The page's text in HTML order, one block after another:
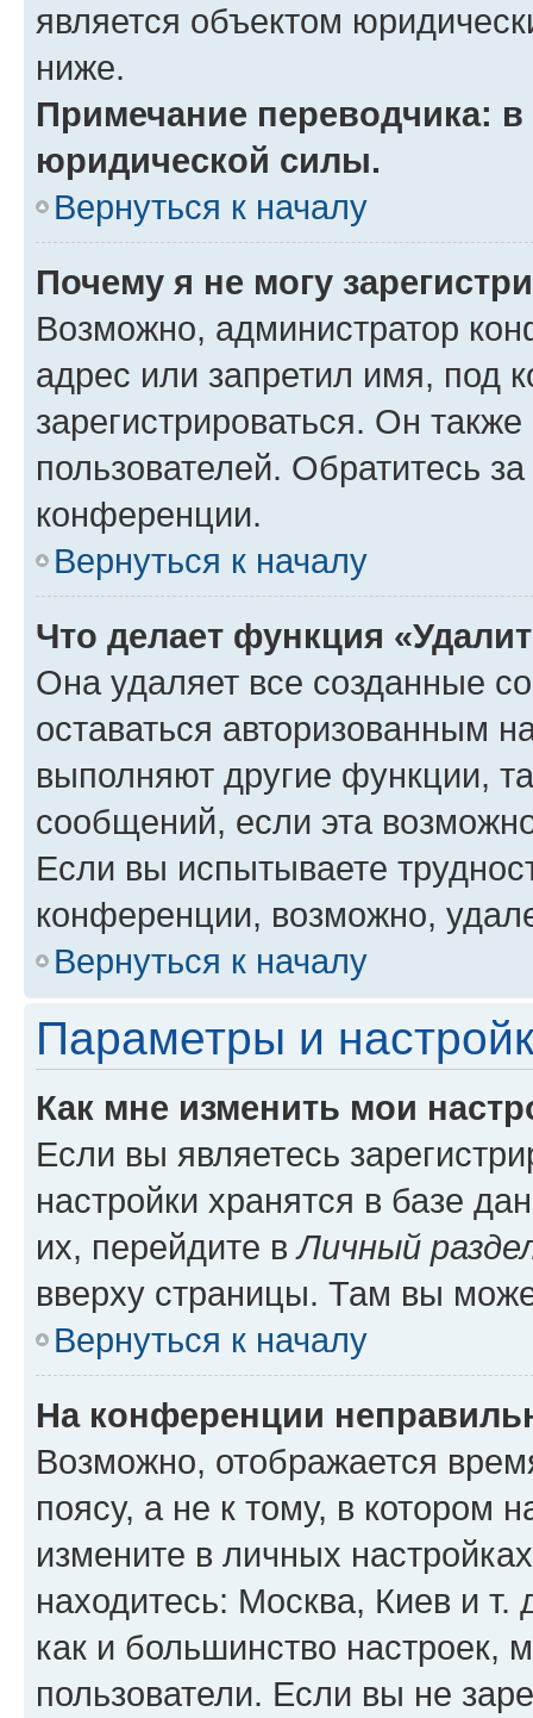
является объектом
ниже.
Примечание переводчика:
юридической силы.
Вернуться к началу
Почему я не могу
Возможно, администратор
адрес или запретил имя, под
зарегистрироваться. Он
пользователей. Обратитесь
конференции.
Вернуться к началу
Что делает функция
Она удаляет все созданные
оставаться авторизованным
выполняют другие функции,
сообщений, если эта
Если вы испытываете
конференции, возможно,
Вернуться к началу
Параметры и
Как мне изменить мои
Если вы являетесь
настройки хранятся в базе
их, перейдите вЛичный
вверху страницы. Там вы
Вернуться к началу
На конференции
Возможно, отображается
поясу, а не к тому, в котором
измените в личных
находитесь: Москва, Киев и т.
как и большинство настроек,
пользователи. Если вы не